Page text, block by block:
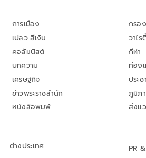
การเมือง
เปลว สีเงิน
คอลัมนิสต์
บทความ
เศรษฐกิจ
ข่าวพระราชสำนัก
หนังสือพิมพ์
กรอ
วาไรตี้
กีฬา
ท่อง
ประ
ภูมิภ
สิ่งแ
ต่างประเทศ
PR